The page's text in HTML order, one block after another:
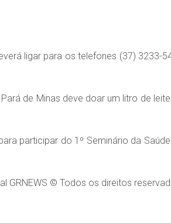
ligar para os telefones (37) 3233-
de Minas deve doar um litro de
participar do 1º Seminário da
GRNEWS © Todos os direitos